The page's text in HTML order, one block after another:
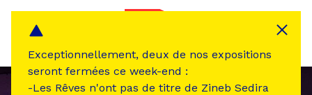
Exceptionnellement, deux de nos expositions
seront fermées ce week-end :
-Les Rêves n'ont pas de titre de Zineb Sedira
Panneau de gestion des cookies